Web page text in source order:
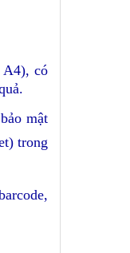
A4), có
mật
trong